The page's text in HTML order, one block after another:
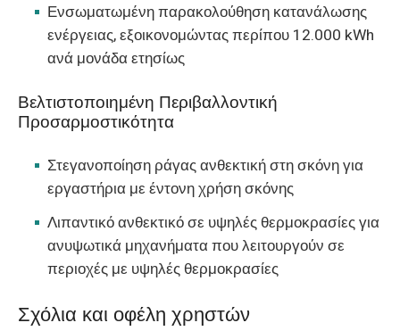
Ενσωματωμένη παρακολούθηση κατανάλωσης
ενέργειας, εξοικονομώντας περίπου 12.000 kWh
ανά μονάδα ετησίως
Βελτιστοποιημένη Περιβαλλοντική
Προσαρμοστικότητα
Στεγανοποίηση ράγας ανθεκτική στη σκόνη για
εργαστήρια με έντονη χρήση σκόνης
Λιπαντικό ανθεκτικό σε υψηλές θερμοκρασίες για
ανυψωτικά μηχανήματα που λειτουργούν σε
περιοχές με υψηλές θερμοκρασίες
Σχόλια και οφέλη χρηστών